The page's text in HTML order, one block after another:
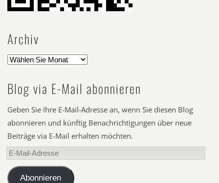
Archiv
Blog via E-Mail abonnieren
Geben Sie Ihre E-Mail-Adresse an, wenn Sie diesen Blog
abonnieren und künftig Benachrichtigungen über neue
Beiträge via E-Mail erhalten möchten.
E-
Mail-
AdresseAbonnieren